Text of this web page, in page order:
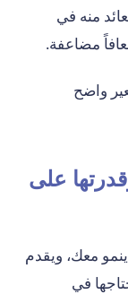
منه في
مضاعفة.
واضح
على
معك، ويقدم
في